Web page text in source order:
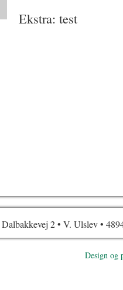
Ekstra: test
2 • V. Ulslev •
Design og